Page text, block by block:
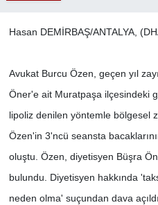
Hasan DEMİRBAŞ/ANTALYA,
Avukat Burcu Özen, geçen yıl
Öner'e ait Muratpaşa ilçesindeki
lipoliz denilen yöntemle bölgesel
Özen'in 3'ncü seansta
oluştu. Özen, diyetisyen Büşra
bulundu. Diyetisyen hakkında
neden olma' suçundan dava